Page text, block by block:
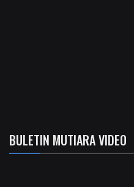
BULETIN MUTIARA VIDEO